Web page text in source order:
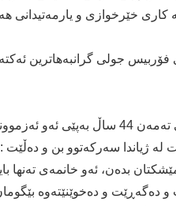
کاری خێرخوازی و یارمەتیدانی
ئەنجێلینا جولی تەمەن 44
لە ژیاندا سەرکەتوو بن و
بدەن، ئەو خانمەی تەنها
و دەخوێنێتەوە